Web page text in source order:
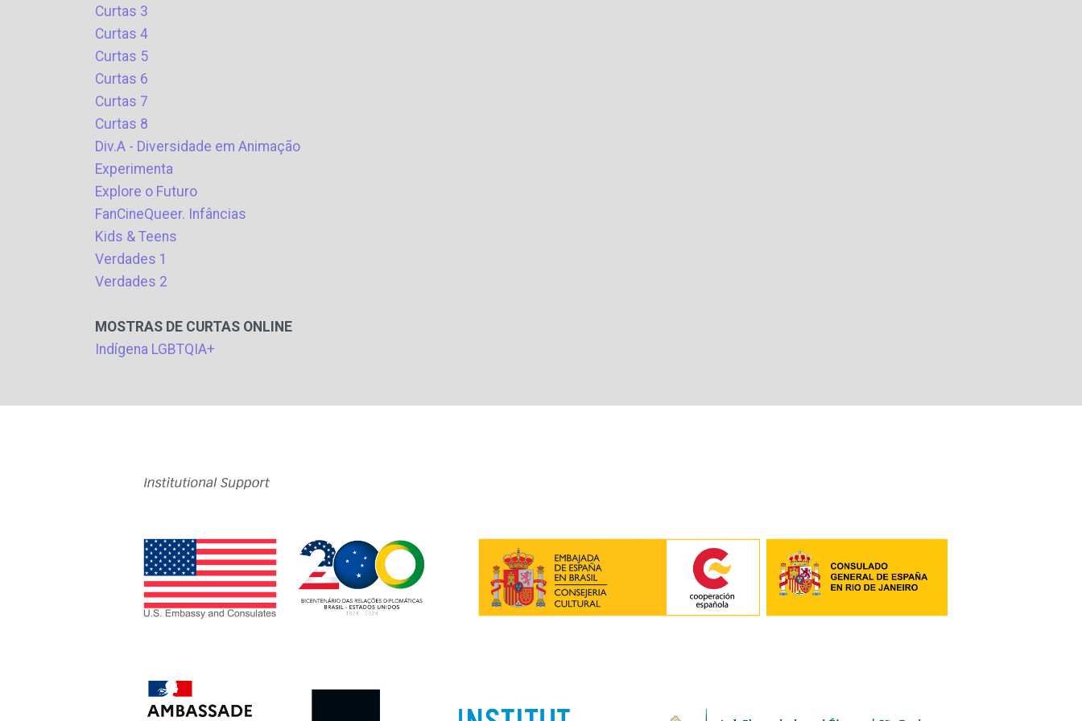
Curtas 3
Curtas 4
Curtas 5
Curtas 6
Curtas 7
Curtas 8
Div.A - Diversidade em Animação
Experimenta
Explore o Futuro
FanCineQueer. Infâncias
Kids & Teens
Verdades 1
Verdades 2
MOSTRAS DE CURTAS ONLINE
Indígena LGBTQIA+